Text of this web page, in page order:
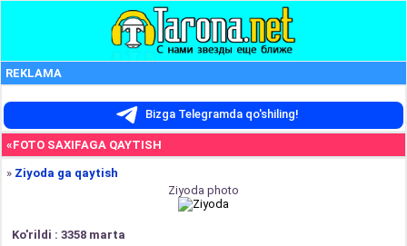
REKLAMA
Bizga Telegramda qo'shiling!
«FOTO SAXIFAGA QAYTISH
» Ziyoda ga qaytish
Ziyoda photo
Ko'rildi : 3358 marta